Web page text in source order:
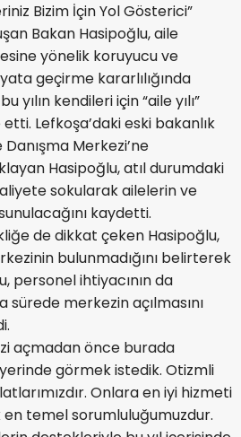
Bizim İçin Yol Gösterici”
Bakan Hasipoğlu, aile
yönelik koruyucu ve
geçirme kararlılığında
yılın kendileri için “aile yılı”
etti. Lefkoşa’daki eski bakanlık
Danışma Merkezi’ne
Hasipoğlu, atıl durumdaki
sokularak ailelerin ve
kaydetti.
de dikkat çeken Hasipoğlu,
bulunmadığını belirterek
personel ihtiyacının da
merkezin açılmasını
açmadan önce burada
görmek istedik. Otizmli
Onlara en iyi hizmeti
temel sorumluluğumuzdur.